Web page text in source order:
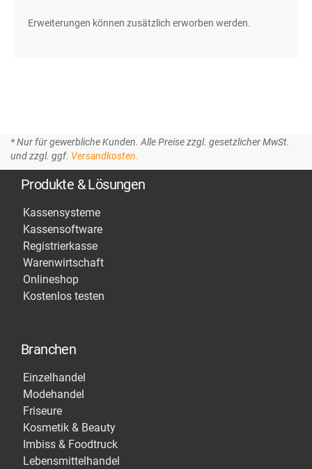
Erweiterungen können zusätzlich erworben werden.
* Nur für gewerbliche Kunden. Alle Preise zzgl. gesetzlicher MwSt.
und zzgl. ggf. Versandkosten.
Produkte & Lösungen
Kassensysteme
Kassensoftware
Registrierkasse
Warenwirtschaft
Onlineshop
Kostenlos testen
Branchen
Einzelhandel
Modehandel
Friseure
Kosmetik & Beauty
Imbiss & Foodtruck
Lebensmittelhandel